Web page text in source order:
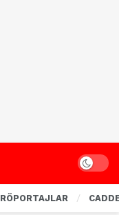
Dark
RÖPORTAJLAR